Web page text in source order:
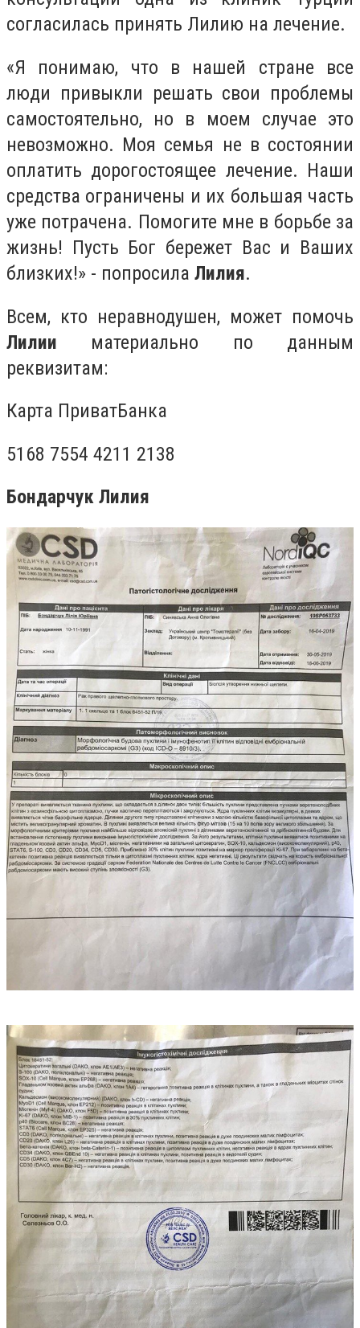
согласилась принять Лилию на лечение.
«Я понимаю, что в нашей стране все
люди привыкли решать свои проблемы
самостоятельно, но в моем случае это
невозможно. Моя семья не в состоянии
оплатить дорогостоящее лечение. Наши
средства ограничены и их большая часть
уже потрачена. Помогите мне в борьбе за
жизнь! Пусть Бог бережет Вас и Ваших
близких!» - попросила Лилия.
Всем, кто неравнодушен, может помочь
Лилии материально по данным
реквизитам:
Карта ПриватБанка
5168 7554 4211 2138
Бондарчук Лилия